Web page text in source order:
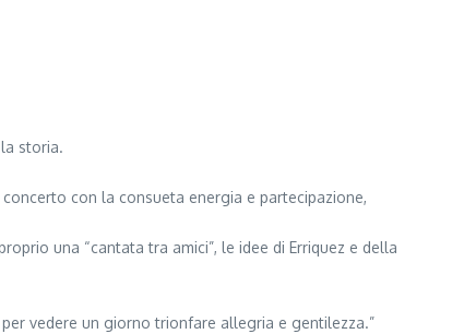
storia.
con la consueta energia e partecipazione,
una “cantata tra amici”, le idee di Erriquez e della
vedere un giorno trionfare allegria e gentilezza.”